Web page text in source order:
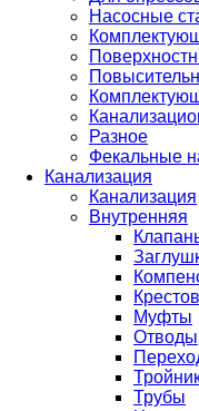
Насосные
Разное
Фекальные
Канализация
Канализация
Внутренняя
Муфты
Отводы
Трубы